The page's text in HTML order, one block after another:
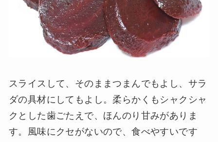
スライスして、そのままつまんでもよし、サラ
ダの具材にしてもよし。柔らかくもシャクシャ
クとした歯ごたえで、ほんのり甘みがありま
す。風味にクセがないので、食べやすいです